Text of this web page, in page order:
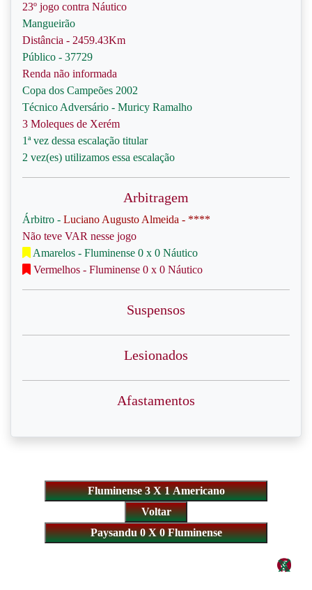
23º jogo contra Náutico
Mangueirão
Distância - 2459.43Km
Público - 37729
Renda não informada
Copa dos Campeões 2002
Técnico Adversário - Muricy Ramalho
3 Moleques de Xerém
1ª vez dessa escalação titular
2 vez(es) utilizamos essa escalação
Arbitragem
Árbitro - Luciano Augusto Almeida - ****
Não teve VAR nesse jogo
Amarelos - Fluminense 0 x 0 Náutico
Vermelhos - Fluminense 0 x 0 Náutico
Suspensos
Lesionados
Afastamentos